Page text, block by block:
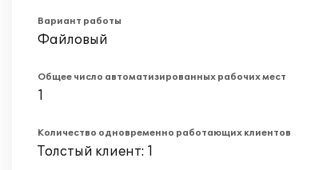
Вариант работы
Файловый
Общее число автоматизированных рабочих мест
1
Количество одновременно работающих клиентов
Толстый клиент: 1